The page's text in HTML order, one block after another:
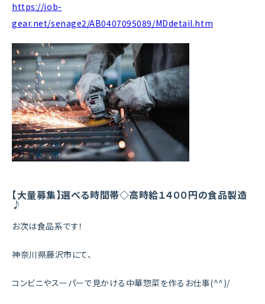
https://job-
gear.net/senage2/AB0407095089/MDdetail.htm
【大量募集】選べる時間帯◇高時給１４００円の食品製造
♪
お次は食品系です！
神奈川県藤沢市にて、
コンビニやスーパーで見かける中華惣菜を作るお仕事(^^)/